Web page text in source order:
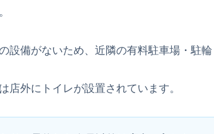
設備がないため、近隣の有料駐車場・駐輪
店外にトイレが設置されています。